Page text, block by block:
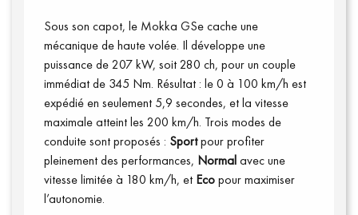
Sous son capot, le Mokka GSe cache une
mécanique de haute volée. Il développe une
puissance de 207 kW, soit 280 ch, pour un couple
immédiat de 345 Nm. Résultat : le 0 à 100 km/h est
expédié en seulement 5,9 secondes, et la vitesse
maximale atteint les 200 km/h. Trois modes de
conduite sont proposés : Sportpour profiter
pleinement des performances, Normalavec une
vitesse limitée à 180 km/h, et Ecopour maximiser
l’autonomie.